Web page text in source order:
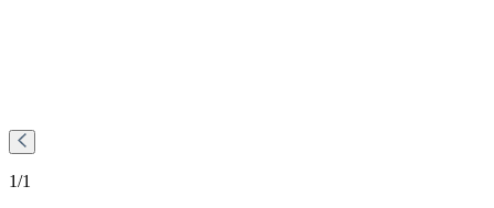
1/1